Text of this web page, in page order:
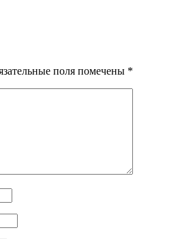
поля помечены *